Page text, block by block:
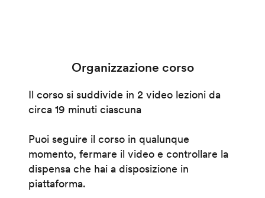
Organizzazione corso
Il corso si suddivide in 2 video lezioni da
circa 19 minuti ciascuna
Puoi seguire il corso in qualunque
momento, fermare il video e controllare la
dispensa che hai a disposizione in
piattaforma.